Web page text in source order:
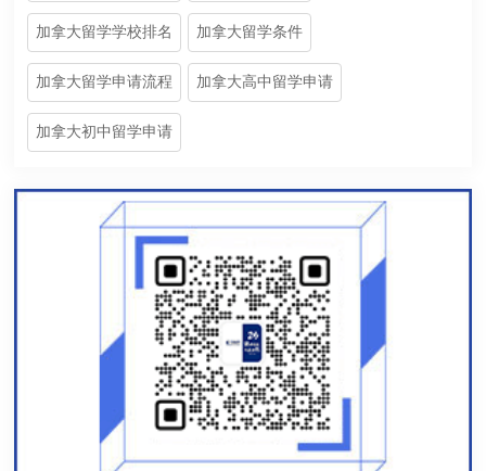
加拿大留学学校排名 加拿大留学条件
加拿大留学申请流程 加拿大高中留学申请
加拿大初中留学申请